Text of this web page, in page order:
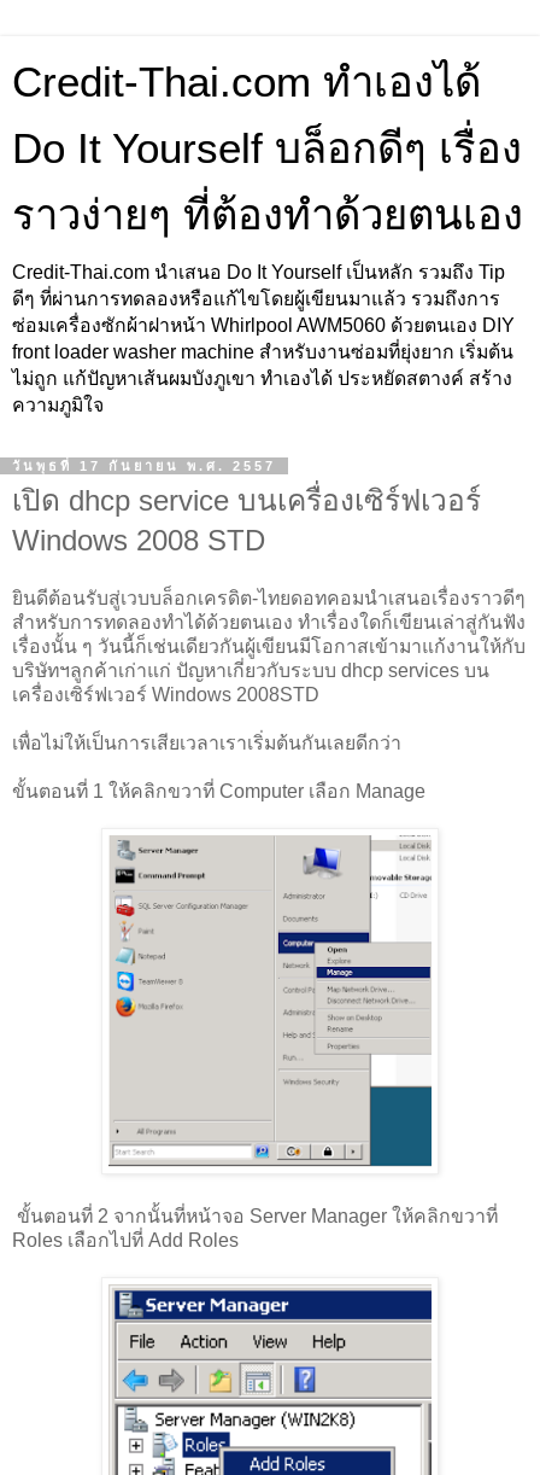
Credit-Thai.com ทำเองได้
Do It Yourself บล็อกดีๆ เรื่อง
ราวง่ายๆ ที่ต้องทำด้วยตนเอง
Credit-Thai.com นำเสนอ Do It Yourself เป็นหลัก รวมถึง Tip
ดีๆ ที่ผ่านการทดลองหรือแก้ไขโดยผู้เขียนมาแล้ว รวมถึงการ
ซ่อมเครื่องซักผ้าฝาหน้า Whirlpool AWM5060 ด้วยตนเอง DIY
front loader washer machine สำหรับงานซ่อมที่ยุ่งยาก เริ่มต้น
ไม่ถูก แก้ปัญหาเส้นผมบังภูเขา ทำเองได้ ประหยัดสตางค์ สร้าง
ความภูมิใจ
วันพุธที่ 17 กันยายน พ.ศ. 2557
เปิด dhcp service บนเครื่องเซิร์ฟเวอร์
Windows 2008 STD
ยินดีต้อนรับสู่เวบบล็อกเครดิต-ไทยดอทคอมนำเสนอเรื่องราวดีๆ
สำหรับการทดลองทำได้ด้วยตนเอง ทำเรื่องใดก็เขียนเล่าสู่กันฟัง
เรื่องนั้น ๆ วันนี้ก็เช่นเดียวกันผู้เขียนมีโอกาสเข้ามาแก้งานให้กับ
บริษัทฯลูกค้าเก่าแก่ ปัญหาเกี่ยวกับระบบ dhcp services บน
เครื่องเซิร์ฟเวอร์ Windows 2008STD
เพื่อไม่ให้เป็นการเสียเวลาเราเริ่มต้นกันเลยดีกว่า
ขั้นตอนที่ 1 ให้คลิกขวาที่ Computer เลือก Manage
ขั้นตอนที่ 2 จากนั้นที่หน้าจอ Server Manager ให้คลิกขวาที่
Roles เลือกไปที่ Add Roles